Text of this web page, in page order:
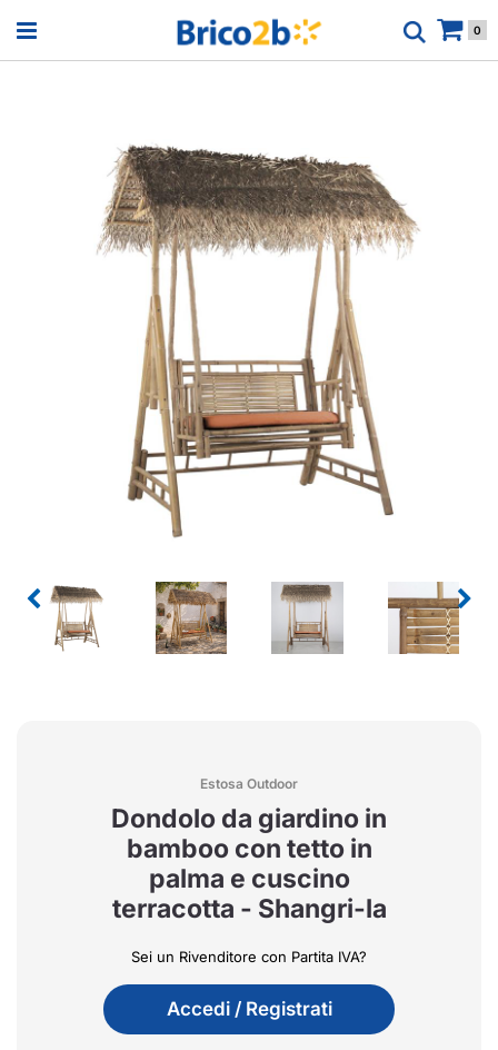
Open menu 0
Estosa Outdoor
Dondolo da giardino in
bamboo con tetto in
palma e cuscino
terracotta - Shangri-la
Sei un Rivenditore con Partita IVA?
Accedi / Registrati